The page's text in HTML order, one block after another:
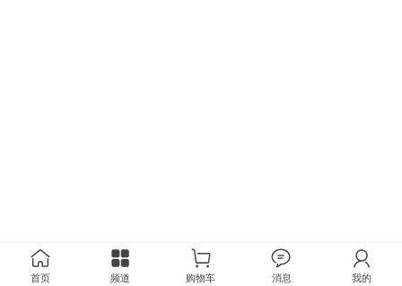
首页 频道 购物车 消息 我的